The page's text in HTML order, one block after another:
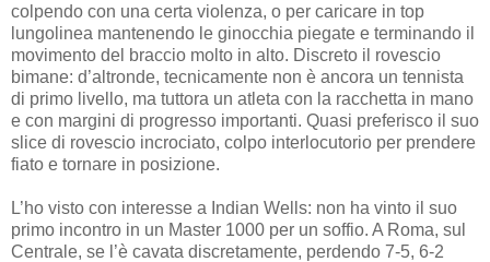
colpendo con una certa violenza, o per caricare in top
lungolinea mantenendo le ginocchia piegate e terminando il
movimento del braccio molto in alto. Discreto il rovescio
bimane: d’altronde, tecnicamente non è ancora un tennista
di primo livello, ma tuttora un atleta con la racchetta in mano
e con margini di progresso importanti. Quasi preferisco il suo
slice di rovescio incrociato, colpo interlocutorio per prendere
fiato e tornare in posizione.
L’ho visto con interesse a Indian Wells: non ha vinto il suo
primo incontro in un Master 1000 per un soffio. A Roma, sul
Centrale, se l’è cavata discretamente, perdendo 7-5, 6-2